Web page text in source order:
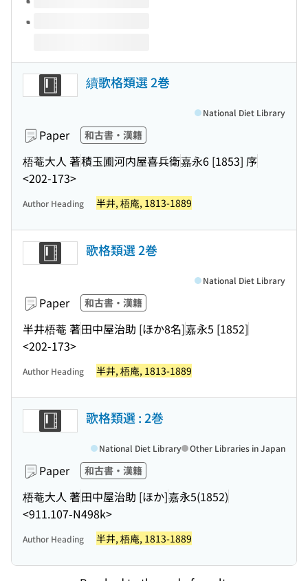
續歌格類選 2巻
Paper 和古書・漢籍
梧菴大人 著積玉圃河内屋喜兵衛嘉永6 [1853] 序
<202-173>
National Diet Library
Author Heading 半井, 梧庵, 1813-1889
歌格類選 2巻
Paper 和古書・漢籍
半井梧菴 著田中屋治助 [ほか8名]嘉永5 [1852]
<202-173>
National Diet Library
Author Heading 半井, 梧庵, 1813-1889
歌格類選 : 2巻
Paper 和古書・漢籍
梧菴大人 著田中屋治助 [ほか]嘉永5(1852)
<911.107-N498k>
National Diet Library Other Libraries in Japan
Author Heading 半井, 梧庵, 1813-1889